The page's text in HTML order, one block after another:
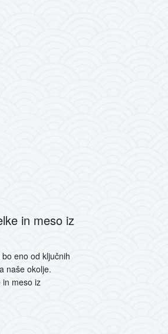
in meso iz
eno od ključnih
naše okolje.
in meso iz